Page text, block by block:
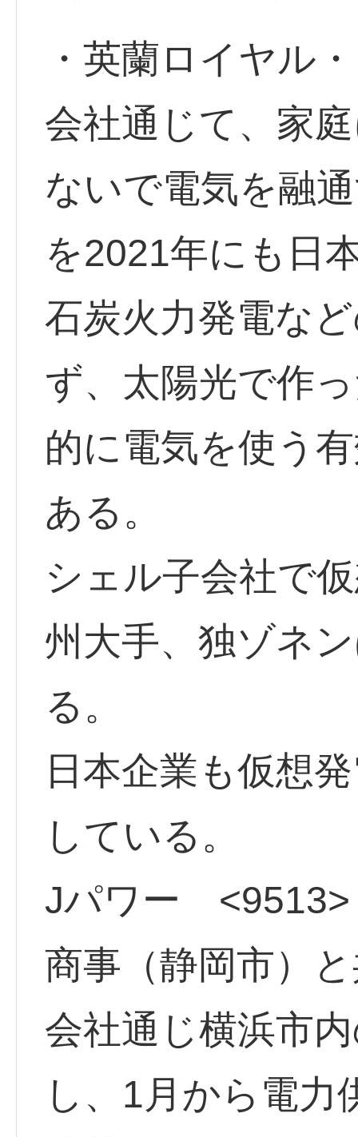
・英蘭ロイヤル
会社通じて、家
ないで電気を融
を2021年にも日
石炭火力発電な
ず、太陽光で作
的に電気を使う
ある。
シェル子会社で
州大手、独ゾネ
る。
日本企業も仮想
している。
Jパワー <9513>
商事（静岡市）
会社通じ横浜市
し、1月から電力